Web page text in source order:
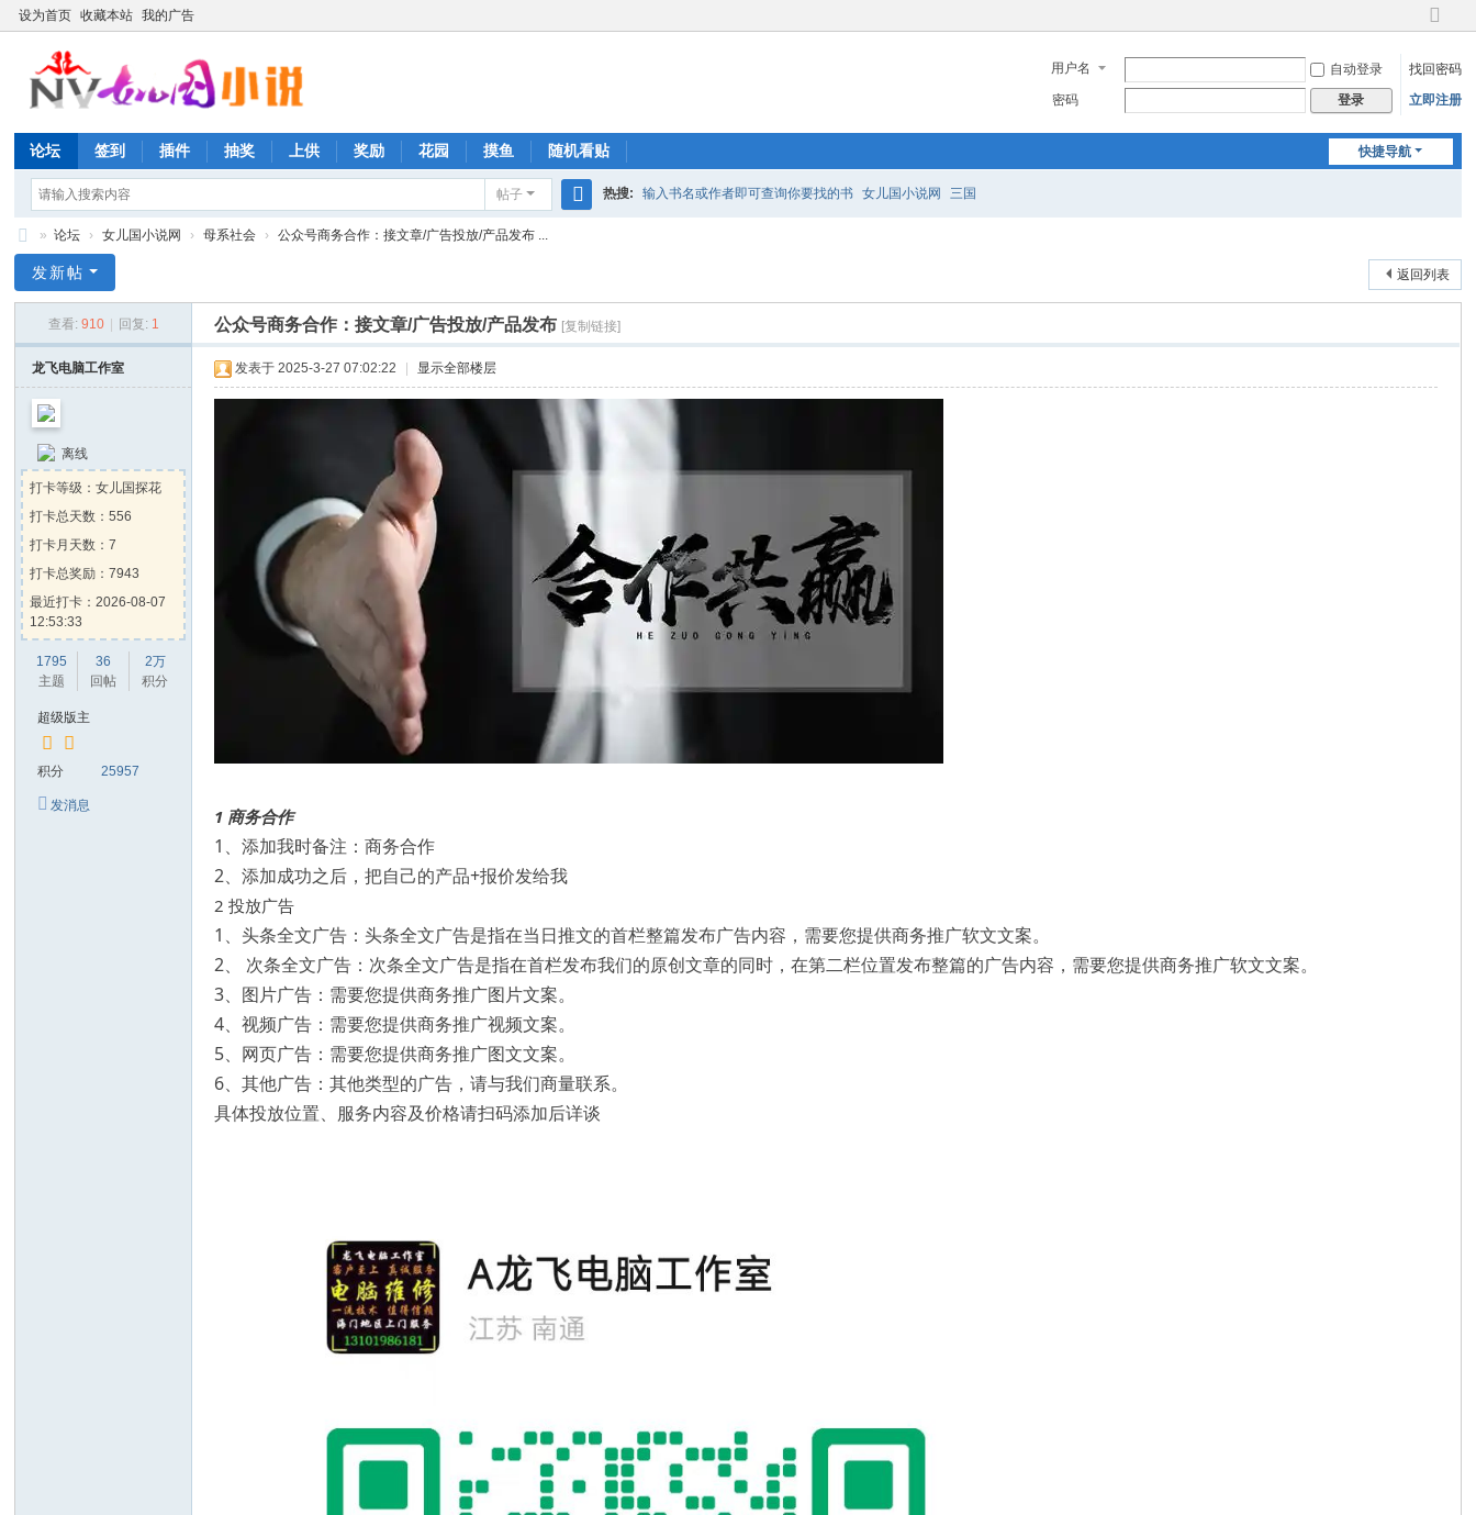
设为首页 收藏本站 我的广告
切
到
窄
用户名 自动登录
找回密码
密码
登录 立即注册
快捷导航
论坛 签到 插件 抽奖 上供 奖励 花园 摸鱼 随机看贴
帖子 热搜: 输入书名或作者即可查询你要找的书 女儿国小说网 三国
女
国
小
说
》
» 论坛 › 女儿国小说网 › 母系社会 › 公众号商务合作：接文章/广告投放/产品发布 ...
返回列表
发新帖
查看: 910 回复: 1 公众号商务合作：接文章/广告投放/产品发布 [复制链接]
龙飞电脑工作室
离线
打卡等级：女儿国探花
打卡总天数：556
打卡月天数：7
打卡总奖励：7943
最近打卡：2026-08-07
12:53:33
1795
主题
36
回帖
2万
积分
超级版主
积分 25957
发消息
发表于 2025-3-27 07:02:22 显示全部楼层
1 商务合作
1、添加我时备注：商务合作
2、添加成功之后，把自己的产品+报价发给我
2 投放广告
1、头条全文广告：头条全文广告是指在当日推文的首栏整篇发布广告内容，需要您提供商务推广软文文案。
2、 次条全文广告：次条全文广告是指在首栏发布我们的原创文章的同时，在第二栏位置发布整篇的广告内容，需要您提供商务推广软文文案。
3、图片广告：需要您提供商务推广图片文案。
4、视频广告：需要您提供商务推广视频文案。
5、网页广告：需要您提供商务推广图文文案。
6、其他广告：其他类型的广告，请与我们商量联系。
具体投放位置、服务内容及价格请扫码添加后详谈